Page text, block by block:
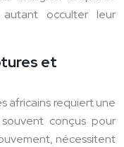
occulter leur
et
africains requiert une
conçus pour
nécessitent